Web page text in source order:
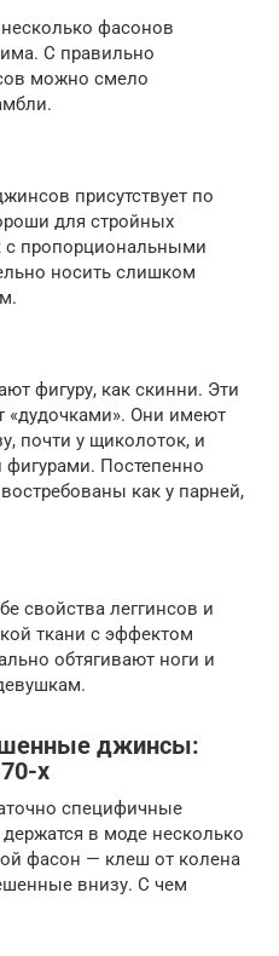
фасонов
С правильно
можно смело
присутствует по
для стройных
с пропорциональными
носить слишком
фигуру, как скинни. Эти
Они имеют
почти у щиколоток, и
Постепенно
как у парней,
свойства леггинсов и
ткани с эффектом
обтягивают ноги и
джинсы:
х
специфичные
в моде несколько
фасон — клеш от колена
внизу. С чем